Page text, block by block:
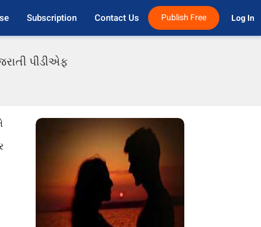
Subscription Contact Us Publish Free Log In
પીડીએફ